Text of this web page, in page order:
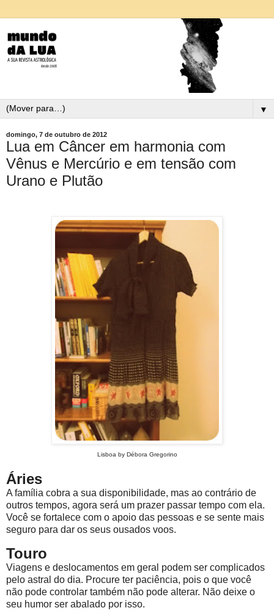
▼
domingo, 7 de outubro de 2012
Lua em Câncer em harmonia com
Vênus e Mercúrio e em tensão com
Urano e Plutão
Lisboa by Débora Gregorino
Áries
A família cobra a sua disponibilidade, mas ao contrário de
outros tempos, agora será um prazer passar tempo com ela.
Você se fortalece com o apoio das pessoas e se sente mais
seguro para dar os seus ousados voos.
Touro
Viagens e deslocamentos em geral podem ser complicados
pelo astral do dia. Procure ter paciência, pois o que você
não pode controlar também não pode alterar. Não deixe o
seu humor ser abalado por isso.